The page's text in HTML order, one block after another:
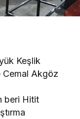
Keşlik
Cemal Akgöz
beri Hitit